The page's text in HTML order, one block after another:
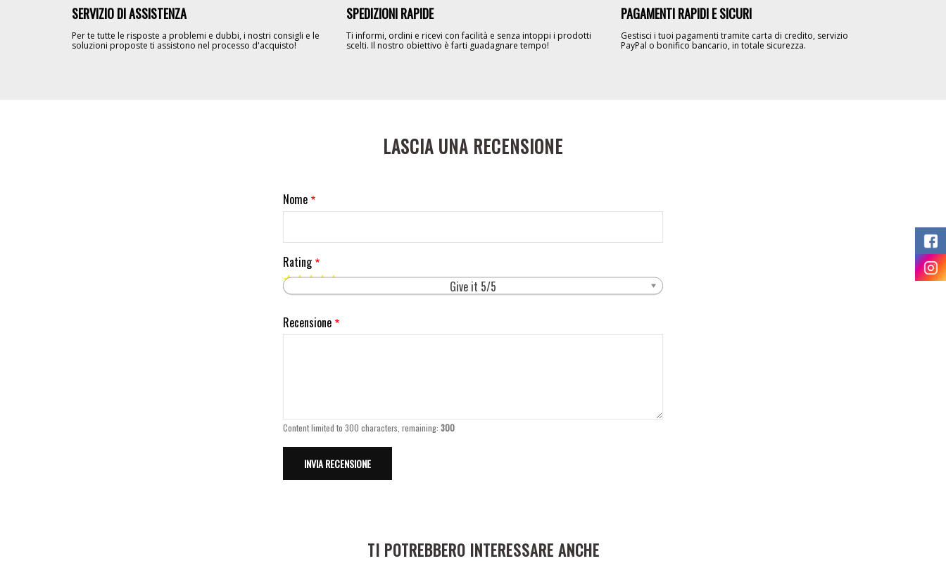
SERVIZIO DI ASSISTENZA
Per te tutte le risposte a problemi e dubbi, i nostri consigli e le
soluzioni proposte ti assistono nel processo d'acquisto!
SPEDIZIONI RAPIDE
Ti informi, ordini e ricevi con facilità e senza intoppi i prodotti
scelti. Il nostro obiettivo è farti guadagnare tempo!
PAGAMENTI RAPIDI E SICURI
Gestisci i tuoi pagamenti tramite carta di credito, servizio
PayPal o bonifico bancario, in totale sicurezza.
LASCIA UNA RECENSIONE
Nome
Rating
Give it 5/5
Recensione
Content limited to 300 characters, remaining: 300
TI POTREBBERO INTERESSARE ANCHE